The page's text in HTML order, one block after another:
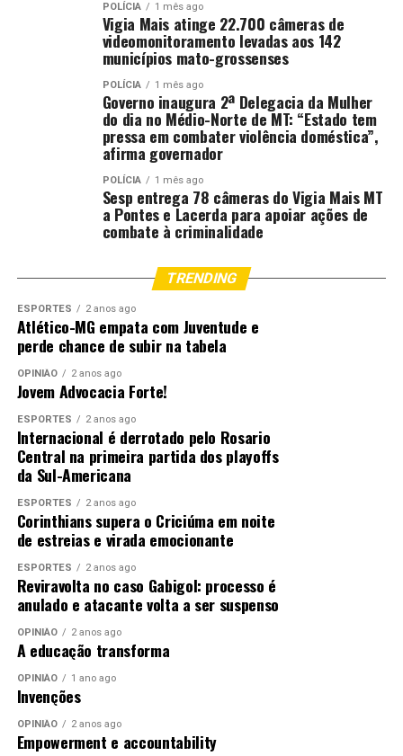
POLÍCIA 1 mês ago
Vigia Mais atinge 22.700 câmeras de
videomonitoramento levadas aos 142
municípios mato-grossenses
POLÍCIA 1 mês ago
Governo inaugura 2ª Delegacia da Mulher
do dia no Médio-Norte de MT: “Estado tem
pressa em combater violência doméstica”,
afirma governador
POLÍCIA 1 mês ago
Sesp entrega 78 câmeras do Vigia Mais MT
a Pontes e Lacerda para apoiar ações de
combate à criminalidade
TRENDING
ESPORTES 2 anos ago
Atlético-MG empata com Juventude e
perde chance de subir na tabela
OPINIÃO 2 anos ago
Jovem Advocacia Forte!
ESPORTES 2 anos ago
Internacional é derrotado pelo Rosario
Central na primeira partida dos playoffs
da Sul-Americana
ESPORTES 2 anos ago
Corinthians supera o Criciúma em noite
de estreias e virada emocionante
ESPORTES 2 anos ago
Reviravolta no caso Gabigol: processo é
anulado e atacante volta a ser suspenso
OPINIÃO 2 anos ago
A educação transforma
OPINIÃO 1 ano ago
Invenções
OPINIÃO 2 anos ago
Empowerment e accountability